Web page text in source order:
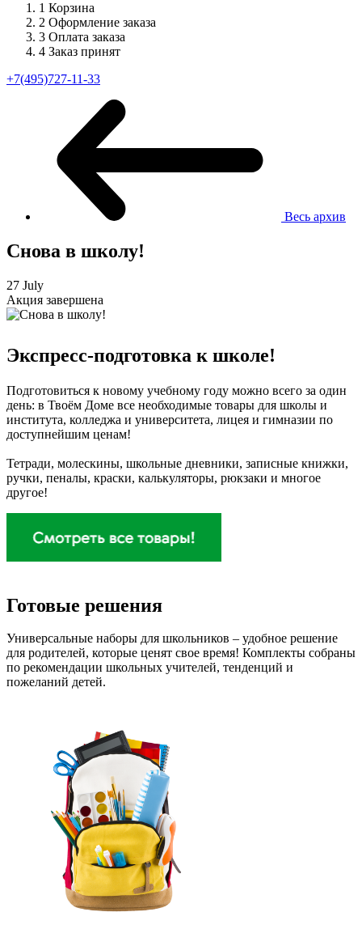
1 Корзина
2 Оформление заказа
3 Оплата заказа
4 Заказ принят
+7(495)727-11-33
Весь архив
Снова в школу!
27 July
Акция завершена
Экспресс-подготовка к школе!
Подготовиться к новому учебному году можно всего за один
день: в Твоём Доме все необходимые товары для школы и
института, колледжа и университета, лицея и гимназии по
доступнейшим ценам!
Тетради, молескины, школьные дневники, записные книжки,
ручки, пеналы, краски, калькуляторы, рюкзаки и многое
другое!
Готовые решения
Универсальные наборы для школьников – удобное решение
для родителей, которые ценят свое время! Комплекты собраны
по рекомендации школьных учителей, тенденций и
пожеланий детей.